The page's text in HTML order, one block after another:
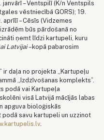
– Ventspilī (K/n Ventspils
vēstniecībā GORS); 19.
aprīlī – Cēsīs (Vidzemes
būs pārdošanā no
ņemt līdzi kartupeli, kuru
Latvijai –kopā pabarosim
ir daļa no projekta „Kartupeļu
„Izdzīvošanas komplekts”.
podā vai Kartupeļa
visā Latvijā mācījās labas
apguva bioloģiskās
savu kartupeli un uzzinot
.